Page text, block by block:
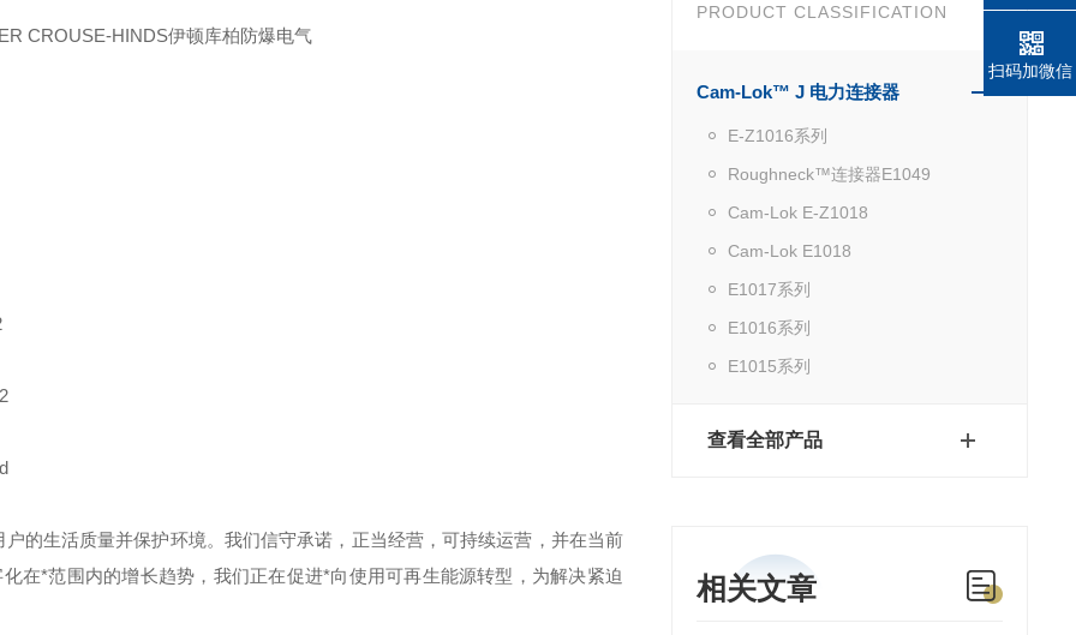
PRODUCT CLASSIFICATION
Cam-Lok™ J 电力连接器
E-Z1016系列
Roughneck™连接器E1049
Cam-Lok E-Z1018
Cam-Lok E1018
E1017系列
E1016系列
E1015系列
查看全部产品
相关文章
CROUSE-HINDS伊顿库柏防爆电气
的生活质量并保护环境。我们信守承诺，正当经营，可持续运营，并在当前
在*范围内的增长趋势，我们正在促进*向使用可再生能源转型，为解决紧迫
扫码加微信